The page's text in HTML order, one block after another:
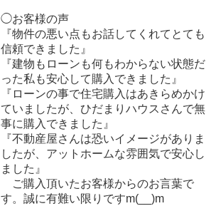
◯お客様の声
『物件の悪い点もお話してくれてとても
信頼できました』
『建物もローンも何もわからない状態だ
った私も安心して購入できました』
『ローンの事で住宅購入はあきらめかけ
ていましたが、ひだまりハウスさんで無
事に購入できました』
『不動産屋さんは恐いイメージがありま
したが、アットホームな雰囲気で安心し
ました』
ご購入頂いたお客様からのお言葉で
す。誠に有難い限りですm(__)m